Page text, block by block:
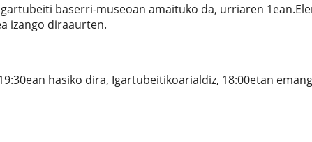
baserri-museoan amaituko da, urriaren
izango diraaurten.
hasiko dira, Igartubeitikoarialdiz, 18:00etan